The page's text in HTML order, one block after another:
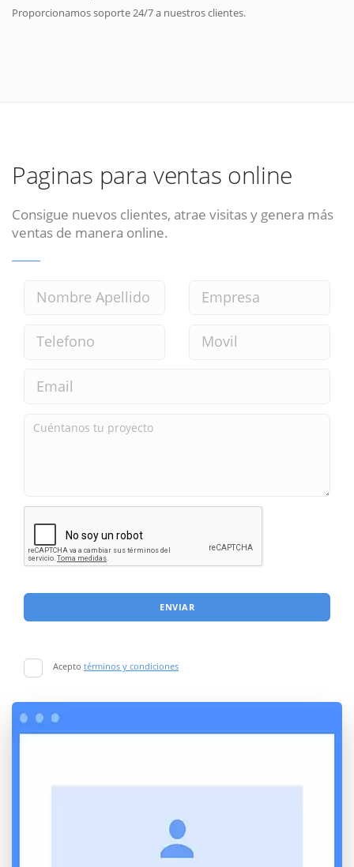
Proporcionamos soporte 24/7 a nuestros clientes.
Paginas para ventas online
Consigue nuevos clientes, atrae visitas y genera más
ventas de manera online.
ENVIAR
Acepto términos y condiciones